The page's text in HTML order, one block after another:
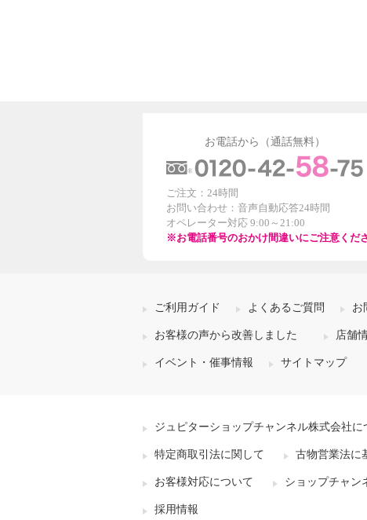
お電話から（通話無料）
ご注文：24時間
お問い合わせ：音声自動応答24時間
オペレーター対応 9:00～21:00
※お電話番号のおかけ間違いにご注意くださ
ご利用ガイド よくあるご質問 お
お客様の声から改善しました 店舗
イベント・催事情報 サイトマップ
ジュピターショップチャンネル株式会社に
特定商取引法に関して 古物営業法に
お客様対応について ショップチャン
採用情報